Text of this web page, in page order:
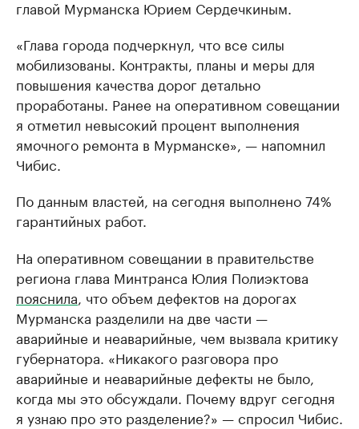
главой Мурманска Юрием Сердечкиным.
«Глава города подчеркнул, что все силы
мобилизованы. Контракты, планы и меры для
повышения качества дорог детально
проработаны. Ранее на оперативном совещании
я отметил невысокий процент выполнения
ямочного ремонта в Мурманске», — напомнил
Чибис.
По данным властей, на сегодня выполнено 74%
гарантийных работ.
На оперативном совещании в правительстве
региона глава Минтранса Юлия Полиэктова
пояснила, что объем дефектов на дорогах
Мурманска разделили на две части —
аварийные и неаварийные, чем вызвала критику
губернатора. «Никакого разговора про
аварийные и неаварийные дефекты не было,
когда мы это обсуждали. Почему вдруг сегодня
я узнаю про это разделение?» — спросил Чибис.